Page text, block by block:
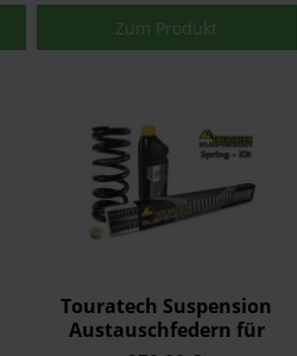
Zum Produkt
Touratech Suspension
Austauschfedern für